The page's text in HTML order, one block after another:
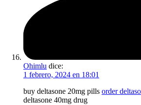
Ohimlu dice:
1 febrero, 2024 en 18:01
buy deltasone 20mg pills order
deltasone 40mg drug